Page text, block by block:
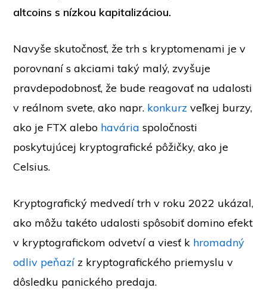
altcoins s nízkou kapitalizáciou.
Navyše skutočnosť, že trh s kryptomenami je v
porovnaní s akciami taký malý, zvyšuje
pravdepodobnosť, že bude reagovať na udalosti
v reálnom svete, ako napr. konkurz veľkej burzy,
ako je FTX alebo haváriaspoločnosti
poskytujúcej kryptografické pôžičky, ako je
Celsius.
Kryptografický medvedí trh v roku 2022 ukázal,
ako môžu takéto udalosti spôsobiť domino efekt
v kryptografickom odvetví a viesť k hromadný
odliv peňazíz kryptografického priemyslu v
dôsledku panického predaja.